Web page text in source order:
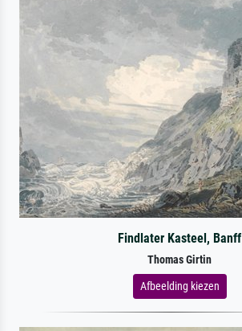
Findlater Kasteel, Banff
Thomas Girtin
Afbeelding kiezen